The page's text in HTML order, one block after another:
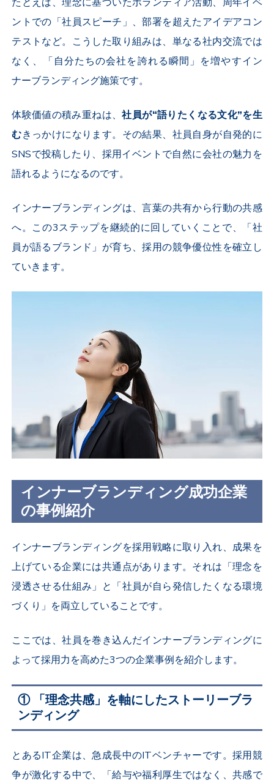
ントでの「社員スピーチ」、部署を超えたアイデアコン
テストなど。こうした取り組みは、単なる社内交流では
なく、「自分たちの会社を誇れる瞬間」を増やすイン
ナーブランディング施策です。
体験価値の積み重ねは、社員が“語りたくなる文化”を生
むきっかけになります。その結果、社員自身が自発的に
SNSで投稿したり、採用イベントで自然に会社の魅力を
語れるようになるのです。
インナーブランディングは、言葉の共有から行動の共感
へ。この3ステップを継続的に回していくことで、「社
員が語るブランド」が育ち、採用の競争優位性を確立し
ていきます。
インナーブランディング成功企業
の事例紹介
インナーブランディングを採用戦略に取り入れ、成果を
上げている企業には共通点があります。それは「理念を
浸透させる仕組み」と「社員が自ら発信したくなる環境
づくり」を両立していることです。
ここでは、社員を巻き込んだインナーブランディングに
よって採用力を高めた3つの企業事例を紹介します。
① 「理念共感」を軸にしたストーリーブラ
ンディング
とあるIT企業は、急成長中のITベンチャーです。採用競
争が激化する中で、「給与や福利厚生ではなく、共感で